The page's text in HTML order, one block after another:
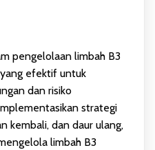
pengelolaan limbah B3
efektif untuk
dan risiko
strategi
kembali, dan daur ulang,
limbah B3